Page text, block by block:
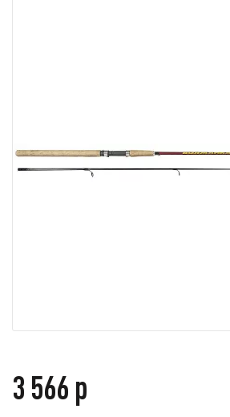
3 566 р